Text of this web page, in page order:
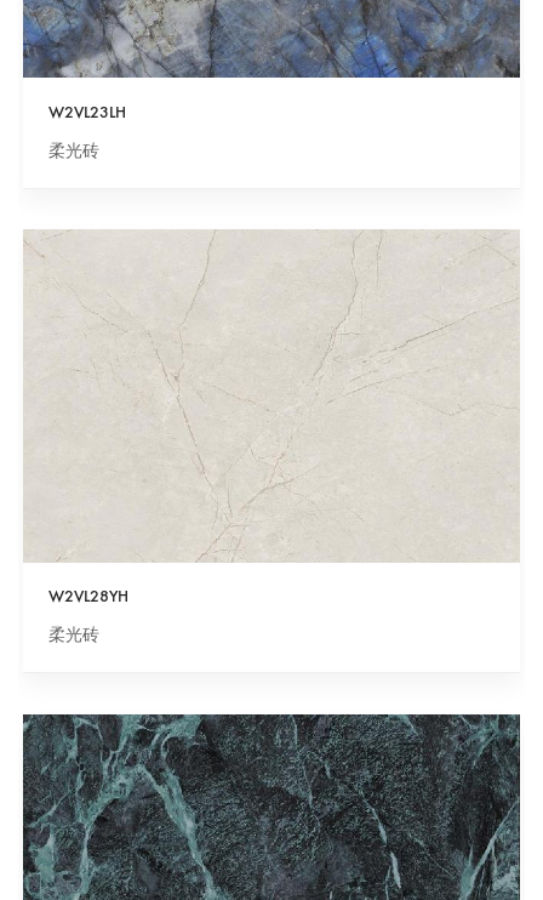
W2VL23LH
柔光砖
W2VL28YH
柔光砖